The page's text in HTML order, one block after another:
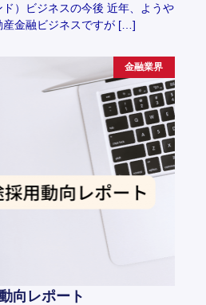
）ビジネスの今後 近年、ようや
産金融ビジネスですが […]
金融業界
向レポート